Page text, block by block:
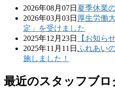
2026年08月07日 夏季休業
2026年03月03日 厚生労働
定」を受けました
2025年12月23日
【お知ら
2025年11月11日 ふれあい
施しました！
最近のスタッフブロ